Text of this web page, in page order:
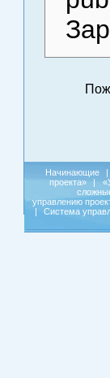
Начинающие |
проекта»
|
управлению
|
Система